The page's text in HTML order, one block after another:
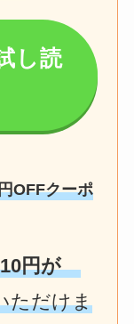
し読
OFFクーポ
円が
だけま